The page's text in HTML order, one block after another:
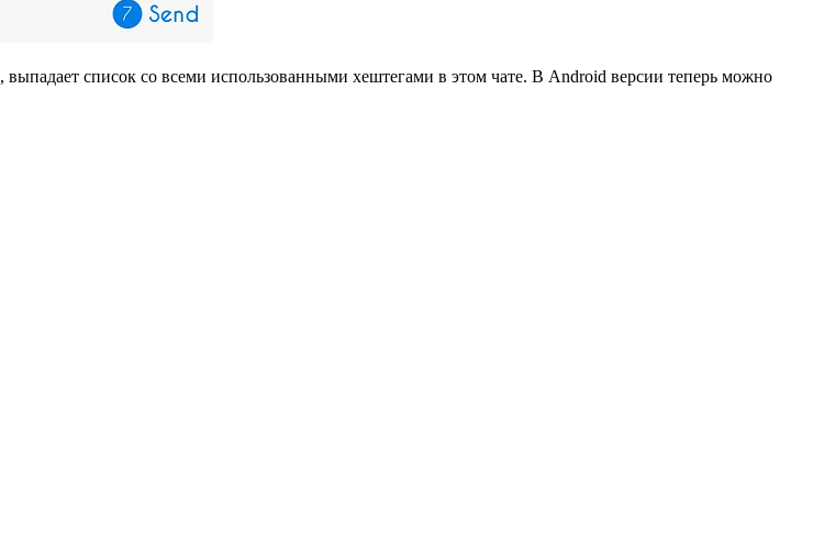
, выпадает список со всеми использованными хештегами в этом чате. В Android версии теперь можно